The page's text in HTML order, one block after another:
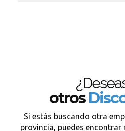
otros
Si estás buscando otra
provincia, puedes encontrar